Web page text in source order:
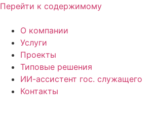
Перейти к содержимому
О компании
Услуги
Проекты
Типовые решения
ИИ-ассистент гос. служащего
Контакты